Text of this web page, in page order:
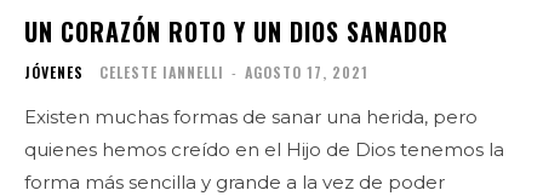
UN CORAZÓN ROTO Y UN DIOS SANADOR
JÓVENES CELESTE IANNELLI - AGOSTO 17, 2021
Existen muchas formas de sanar una herida, pero
quienes hemos creído en el Hijo de Dios tenemos la
forma más sencilla y grande a la vez de poder